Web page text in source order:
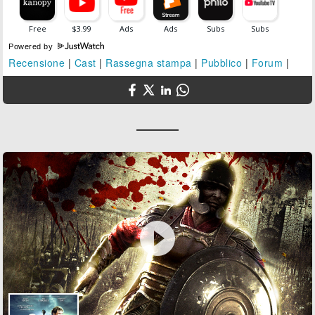
Powered by
Recensione | Cast | Rassegna stampa | Pubblico | Forum |
